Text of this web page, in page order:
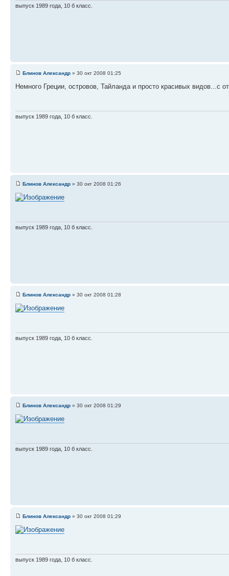
выпуск 1989 года, 10 б класс.
Блинов Александр » 30 окт 2008 01:25
Немного Греции, островов, Тайланда и просто красивых видов...с
выпуск 1989 года, 10 б класс.
Блинов Александр » 30 окт 2008 01:26
выпуск 1989 года, 10 б класс.
Блинов Александр » 30 окт 2008 01:28
выпуск 1989 года, 10 б класс.
Блинов Александр » 30 окт 2008 01:29
выпуск 1989 года, 10 б класс.
Блинов Александр » 30 окт 2008 01:29
выпуск 1989 года, 10 б класс.